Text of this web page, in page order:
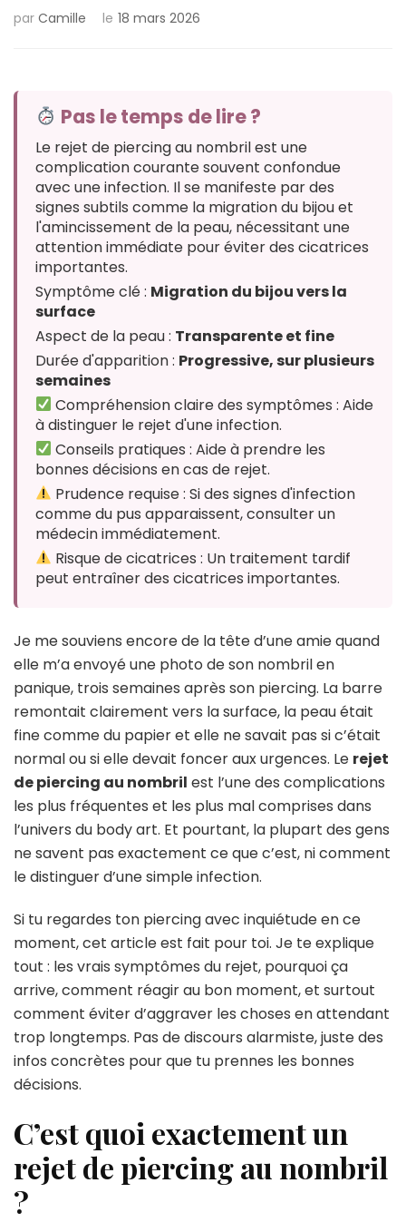
par Camille le 18 mars 2026
Pas le temps de lire ?
Le rejet de piercing au nombril est une
complication courante souvent confondue
avec une infection. Il se manifeste par des
signes subtils comme la migration du bijou et
l'amincissement de la peau, nécessitant une
attention immédiate pour éviter des cicatrices
importantes.
Symptôme clé : Migration du bijou vers la
surface
Aspect de la peau : Transparente et fine
Durée d'apparition : Progressive, sur plusieurs
semaines
Compréhension claire des symptômes : Aide
à distinguer le rejet d'une infection.
Conseils pratiques : Aide à prendre les
bonnes décisions en cas de rejet.
Prudence requise : Si des signes d'infection
comme du pus apparaissent, consulter un
médecin immédiatement.
Risque de cicatrices : Un traitement tardif
peut entraîner des cicatrices importantes.
Je me souviens encore de la tête d’une amie quand
elle m’a envoyé une photo de son nombril en
panique, trois semaines après son piercing. La barre
remontait clairement vers la surface, la peau était
fine comme du papier et elle ne savait pas si c’était
normal ou si elle devait foncer aux urgences. Le rejet
de piercing au nombril est l’une des complications
les plus fréquentes et les plus mal comprises dans
l’univers du body art. Et pourtant, la plupart des gens
ne savent pas exactement ce que c’est, ni comment
le distinguer d’une simple infection.
Si tu regardes ton piercing avec inquiétude en ce
moment, cet article est fait pour toi. Je te explique
tout : les vrais symptômes du rejet, pourquoi ça
arrive, comment réagir au bon moment, et surtout
comment éviter d’aggraver les choses en attendant
trop longtemps. Pas de discours alarmiste, juste des
infos concrètes pour que tu prennes les bonnes
décisions.
C’est quoi exactement un
rejet de piercing au nombril
?